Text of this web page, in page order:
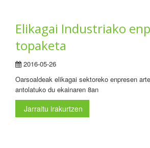
Elikagai Industriako
topaketa
2016-05-26
Oarsoaldeak elikagai sektoreko enpresen
antolatuko du ekainaren 8an
Jarraitu irakurtzen